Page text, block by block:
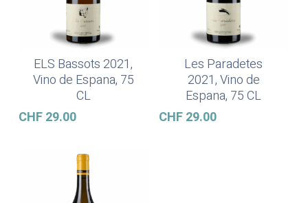
Weiterlesen
ELS Bassots 2021,
Vino de Espana, 75
CL
CHF29.00
Weiterlesen
Les Paradetes
2021, Vino de
Espana, 75 CL
CHF29.00